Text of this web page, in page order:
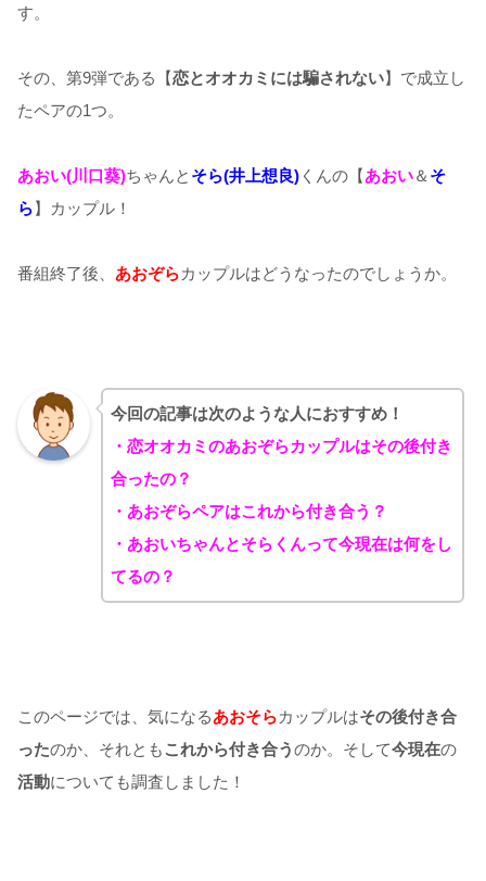
す。
その、第9弾である【恋とオオカミには騙されない】で成立し
たペアの1つ。
あおい(川口葵)ちゃんと そら(井上想良) くんの【あおい＆ そ
ら】カップル！
番組終了後、 あおぞらカップルはどうなったのでしょうか。
今回の記事は次のような人におすすめ！
・恋オオカミのあおぞらカップルはその後付き
合ったの？
・あおぞらペアはこれから付き合う？
・あおいちゃんとそらくんって今現在は何をし
てるの？
このページでは、気になるあおそらカップルはその後付き合
ったのか、それともこれから付き合うのか。そして今現在の
活動についても調査しました！